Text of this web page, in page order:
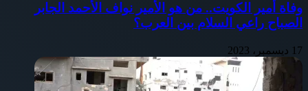
وفاة أمير الكويت.. من هو الأمير نواف الأحمد الجابر
الصباح راعي السلام بين العرب؟
17 ديسمبر، 2023